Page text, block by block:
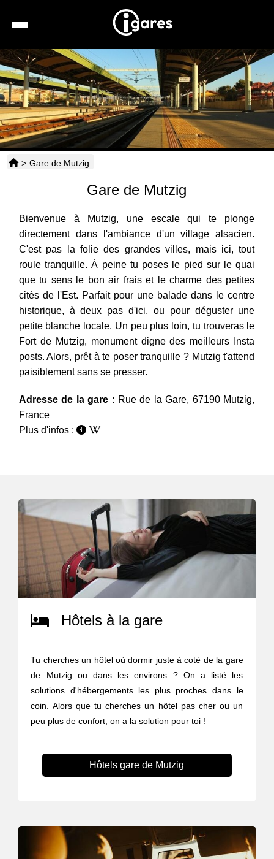
Recherche
Location de voiture
Hôtels
Taxis
> Gare de Mutzig
Gare de Mutzig
Bienvenue à Mutzig, une escale qui te plonge
directement dans l'ambiance d'un village alsacien.
C'est pas la folie des grandes villes, mais ici, tout
roule tranquille. À peine tu poses le pied sur le quai
que tu sens le bon air frais et le charme des petites
cités de l'Est. Parfait pour une balade dans le centre
historique, à deux pas d'ici, ou pour déguster une
petite blanche locale. Un peu plus loin, tu trouveras le
Fort de Mutzig, monument digne des meilleurs Insta
posts. Alors, prêt à te poser tranquille ? Mutzig t'attend
paisiblement sans se presser.
Adresse de la gare : Rue de la Gare, 67190 Mutzig,
France
Plus d'infos :
Hôtels à la gare
Tu cherches un hôtel où dormir juste à coté de la gare
de Mutzig ou dans les environs ? On a listé les
solutions d'hébergements les plus proches dans le
coin. Alors que tu cherches un hôtel pas cher ou un
peu plus de confort, on a la solution pour toi !
Hôtels gare de Mutzig